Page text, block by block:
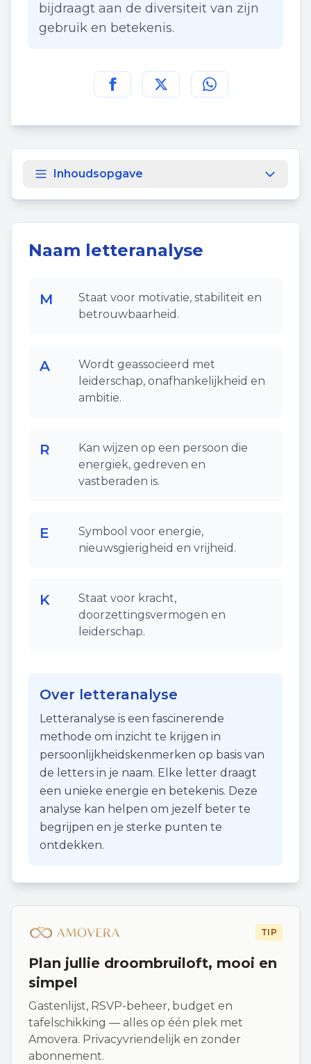
bijdraagt aan de diversiteit van zijn
gebruik en betekenis.
Deel deze pagina op
Deel deze pagina op
Deel deze pagina
Inhoudsopgave
Naam letteranalyse
M
Staat voor motivatie, stabiliteit en
betrouwbaarheid.
A
Wordt geassocieerd met
leiderschap, onafhankelijkheid en
ambitie.
R
Kan wijzen op een persoon die
energiek, gedreven en
vastberaden is.
E
Symbool voor energie,
nieuwsgierigheid en vrijheid.
K
Staat voor kracht,
doorzettingsvermogen en
leiderschap.
Over letteranalyse
Letteranalyse is een fascinerende
methode om inzicht te krijgen in
persoonlijkheidskenmerken op basis van
de letters in je naam. Elke letter draagt
een unieke energie en betekenis. Deze
analyse kan helpen om jezelf beter te
begrijpen en je sterke punten te
ontdekken.
TIP
Plan jullie droombruiloft, mooi en
simpel
Gastenlijst, RSVP-beheer, budget en
tafelschikking — alles op één plek met
Amovera. Privacyvriendelijk en zonder
abonnement.